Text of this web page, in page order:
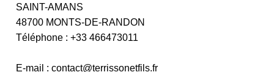
SAINT-AMANS
48700 MONTS-DE-RANDON
Téléphone : +33 466473011
E-mail : contact@terrissonetfils.fr